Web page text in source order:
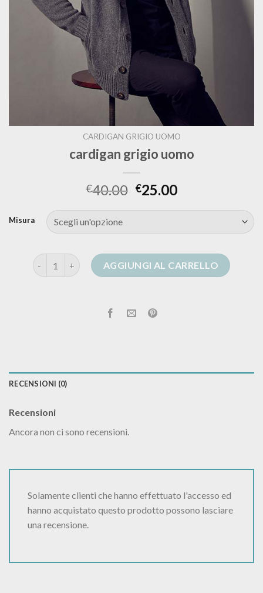
CARDIGAN GRIGIO UOMO
cardigan grigio uomo
€40.00 €25.00
Misura
cardigan grigio uomo quantitàAGGIUNGI AL CARRELLO
RECENSIONI (0)
Recensioni
Ancora non ci sono recensioni.
Solamente clienti che hanno effettuato l'accesso ed
hanno acquistato questo prodotto possono lasciare
una recensione.